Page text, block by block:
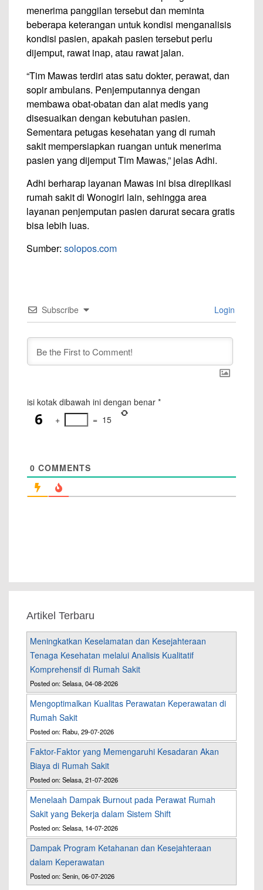
menerima panggilan tersebut dan meminta
beberapa keterangan untuk kondisi menganalisis
kondisi pasien, apakah pasien tersebut perlu
dijemput, rawat inap, atau rawat jalan.
“Tim Mawas terdiri atas satu dokter, perawat, dan
sopir ambulans. Penjemputannya dengan
membawa obat-obatan dan alat medis yang
disesuaikan dengan kebutuhan pasien.
Sementara petugas kesehatan yang di rumah
sakit mempersiapkan ruangan untuk menerima
pasien yang dijemput Tim Mawas,” jelas Adhi.
Adhi berharap layanan Mawas ini bisa direplikasi
rumah sakit di Wonogiri lain, sehingga area
layanan penjemputan pasien darurat secara gratis
bisa lebih luas.
Sumber: solopos.com
Subscribe Login
isi kotak dibawah ini dengan benar *
+
= 15
0 COMMENTS
Artikel Terbaru
Meningkatkan Keselamatan dan Kesejahteraan
Tenaga Kesehatan melalui Analisis Kualitatif
Komprehensif di Rumah Sakit
Posted on: Selasa, 04-08-2026
Mengoptimalkan Kualitas Perawatan Keperawatan di
Rumah Sakit
Posted on: Rabu, 29-07-2026
Faktor-Faktor yang Memengaruhi Kesadaran Akan
Biaya di Rumah Sakit
Posted on: Selasa, 21-07-2026
Menelaah Dampak Burnout pada Perawat Rumah
Sakit yang Bekerja dalam Sistem Shift
Posted on: Selasa, 14-07-2026
Dampak Program Ketahanan dan Kesejahteraan
dalam Keperawatan
Posted on: Senin, 06-07-2026